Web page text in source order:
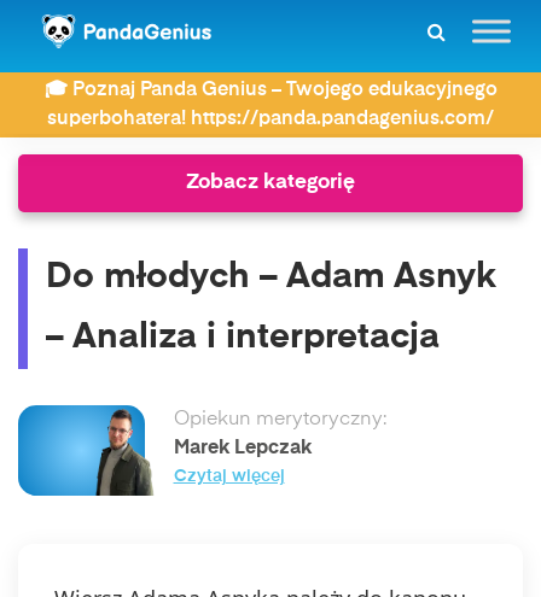
🎓 Poznaj Panda Genius – Twojego edukacyjnego
superbohatera! https://panda.pandagenius.com/
ZDAY Wiersze
Do młodych – Adam Asnyk – Analiza i interpretacja
Zobacz kategorię
Do młodych – Adam Asnyk
– Analiza i interpretacja
Opiekun merytoryczny:
Marek Lepczak
Czytaj więcej